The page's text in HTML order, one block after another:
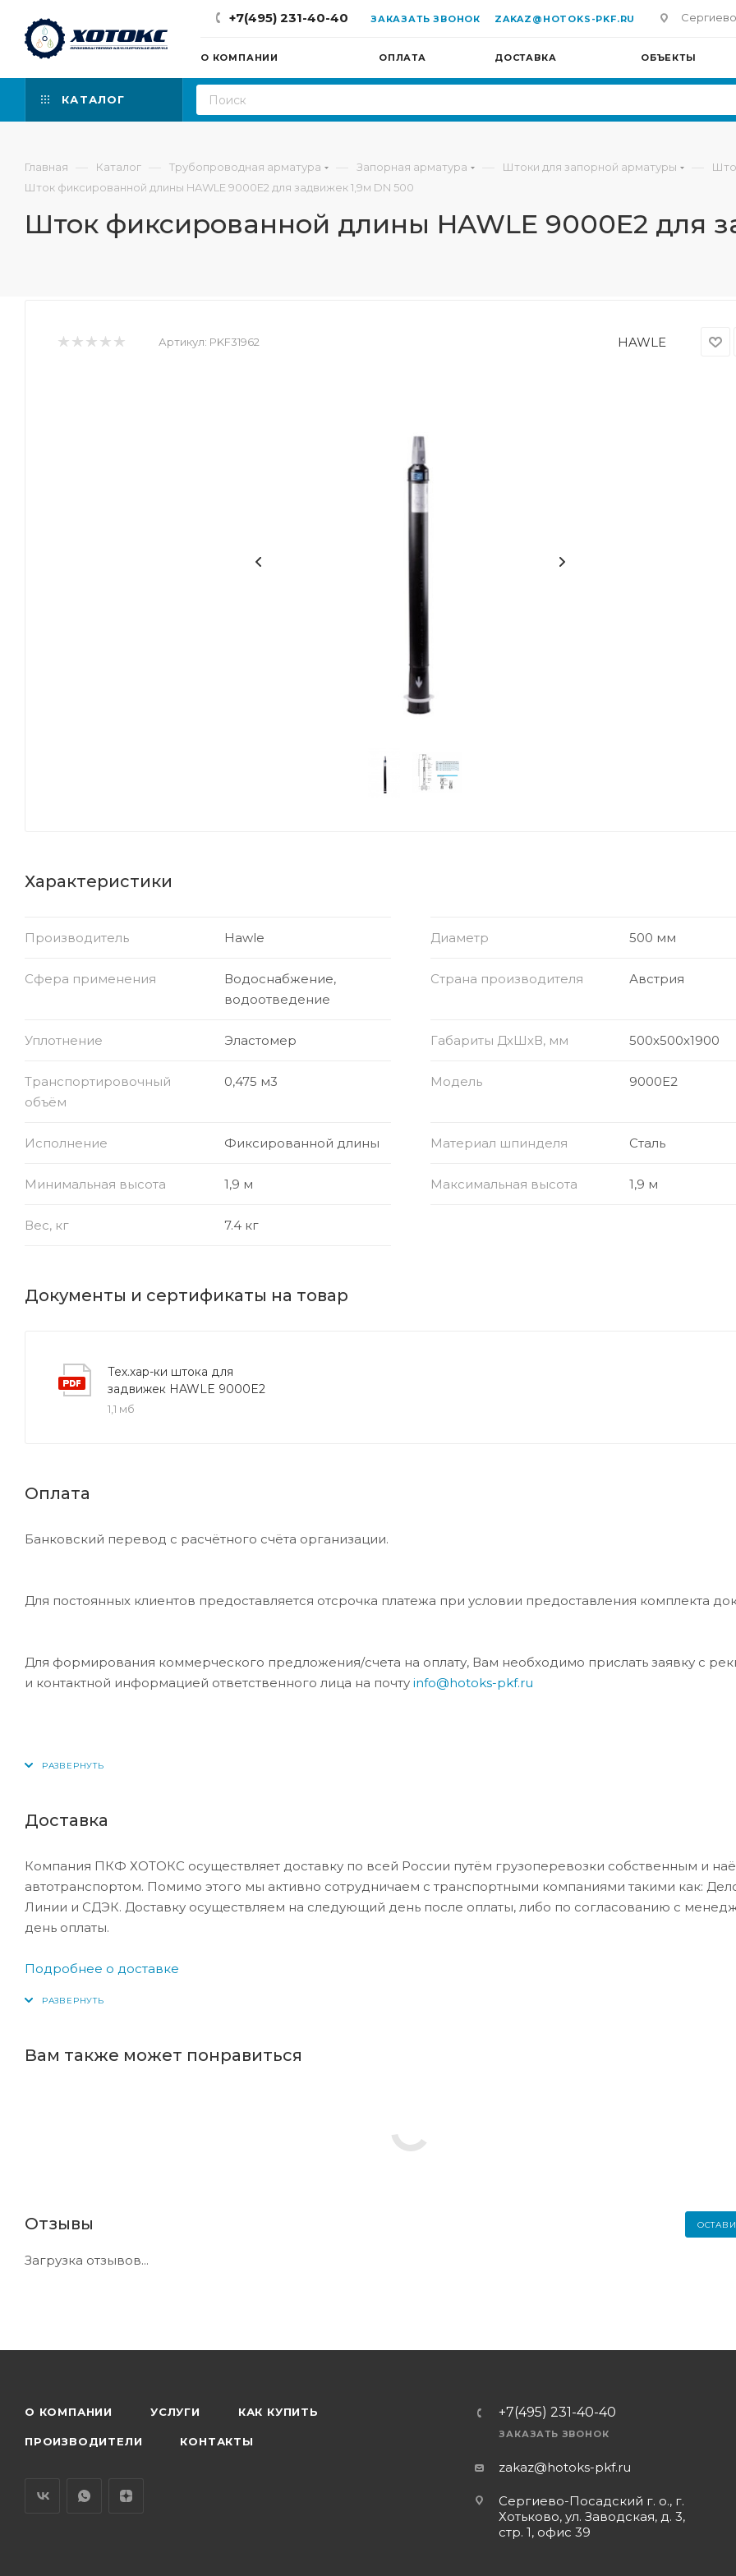
+7(495) 231-40-40 ЗАКАЗАТЬ ЗВОНОК ZAKAZ@HOTOKS-PKF.RU
О КОМПАНИИ ОПЛАТА ДОСТАВКА ОБЪЕКТЫ
КАТАЛОГ
Главная — Каталог — Трубопроводная арматура — Запорная арматура — Штоки для запорной арматуры —
Шток фиксированной длины HAWLE 9000Е2 для задвижек 1,9м DN 500
Шток фиксированной длины HAWLE 9000Е2 для
Артикул: PKF31962 HAWLE
Характеристики
Производитель Hawle Диаметр 500 мм
Сфера применения
Водоснабжение,
водоотведение
Страна производителя Австрия
Уплотнение Эластомер Габариты ДхШхВ, мм 500х500х1900
Транспортировочный
объём
0,475 м3 Модель 9000E2
Исполнение Фиксированной длины Материал шпинделя Сталь
Минимальная высота 1,9 м Максимальная высота 1,9 м
Вес, кг 7.4 кг
Документы и сертификаты на товар
Тех.хар-ки штока для
задвижек HAWLE 9000E2
1,1 мб
Оплата
Банковский перевод с расчётного счёта организации.
Для постоянных клиентов предоставляется отсрочка платежа при условии предоставления комплекта
Для формирования коммерческого предложения/счета на оплату, Вам необходимо прислать заявку с
и контактной информацией ответственного лица на почту info@hotoks-pkf.ru
Доставка
Компания ПКФ ХОТОКС осуществляет доставку по всей России путём грузоперевозки собственным и
автотранспортом. Помимо этого мы активно сотрудничаем с транспортными компаниями такими как:
Линии и СДЭК. Доставку осуществляем на следующий день после оплаты, либо по согласованию с
день оплаты.
Подробнее о доставке
Вам также может понравиться
Отзывы
Загрузка отзывов...
О КОМПАНИИ УСЛУГИ КАК КУПИТЬ
ПРОИЗВОДИТЕЛИ КОНТАКТЫ
+7(495) 231-40-40
ЗАКАЗАТЬ ЗВОНОК
zakaz@hotoks-pkf.ru
Сергиево-Посадский г. о., г.
Хотьково, ул. Заводская, д. 3,
стр. 1, офис 39